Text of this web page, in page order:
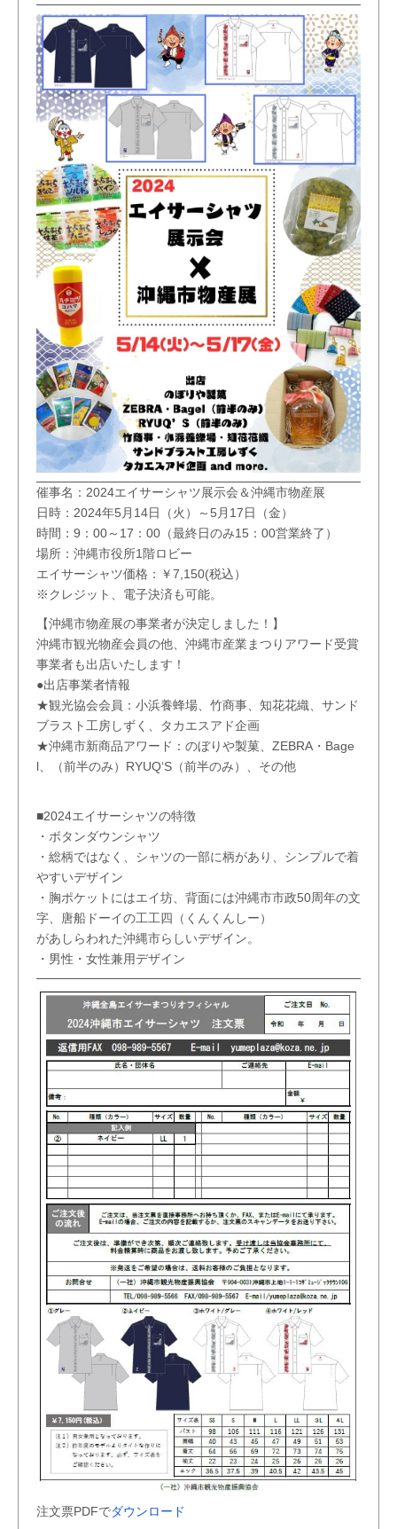
催事名：2024エイサーシャツ展示会＆沖縄市物産展
日時：2024年5月14日（火）～5月17日（金）
時間：9：00～17：00（最終日のみ15：00営業終了）
場所：沖縄市役所1階ロビー
エイサーシャツ価格：￥7,150(税込）
※クレジット、電子決済も可能。
【沖縄市物産展の事業者が決定しました！】
沖縄市観光物産会員の他、沖縄市産業まつりアワード受賞
事業者も出店いたします！
●出店事業者情報
★観光協会会員：小浜養蜂場、竹商事、知花花織、サンド
ブラスト工房しずく、タカエスアド企画
★沖縄市新商品アワード：のぼりや製菓、ZEBRA・Bage
l、（前半のみ）RYUQ‘S（前半のみ）、その他
■2024エイサーシャツの特徴
・ボタンダウンシャツ
・総柄ではなく、シャツの一部に柄があり、シンプルで着
やすいデザイン
・胸ポケットにはエイ坊、背面には沖縄市市政50周年の文
字、唐船ドーイの工工四（くんくんしー）
があしらわれた沖縄市らしいデザイン。
・男性・女性兼用デザイン
注文票PDFでダウンロード